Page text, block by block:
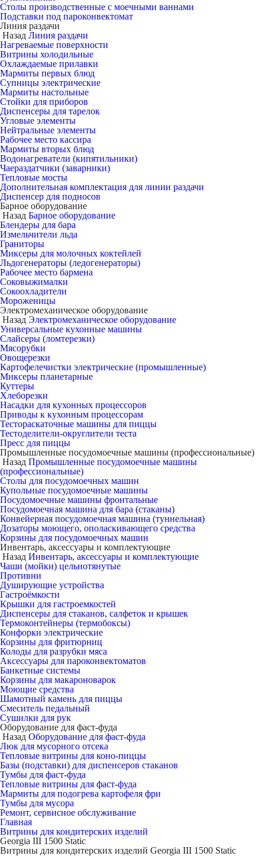
Столы производственные с моечными ваннами
Подставки под пароконвектомат
Линия раздачи
Назад Линия раздачи
Нагреваемые поверхности
Витрины холодильные
Охлаждаемые прилавки
Мармиты первых блюд
Супницы электрические
Мармиты настольные
Стойки для приборов
Диспенсеры для тарелок
Угловые элементы
Нейтральные элементы
Рабочее место кассира
Мармиты вторых блюд
Водонагреватели (кипятильники)
Чаераздатчики (заварники)
Тепловые мосты
Дополнительная комплектация для линии раздачи
Диспенсер для подносов
Барное оборудование
Назад Барное оборудование
Блендеры для бара
Измельчители льда
Граниторы
Миксеры для молочных коктейлей
Льдогенераторы (ледогенераторы)
Рабочее место бармена
Соковыжималки
Сокоохладители
Мороженицы
Электромеханическое оборудование
Назад Электромеханическое оборудование
Универсальные кухонные машины
Слайсеры (ломтерезки)
Мясорубки
Овощерезки
Картофелечистки электрические (промышленные)
Миксеры планетарные
Куттеры
Хлеборезки
Насадки для кухонных процессоров
Приводы к кухонным процессорам
Тестораскаточные машины для пиццы
Тестоделители-округлители теста
Пресс для пиццы
Промышленные посудомоечные машины (профессиональные)
Назад Промышленные посудомоечные машины
(профессиональные)
Столы для посудомоечных машин
Купольные посудомоечные машины
Посудомоечные машины фронтальные
Посудомоечная машина для бара (стаканы)
Конвейерная посудомоечная машина (туннельная)
Дозаторы моющего, ополаскивающего средства
Корзины для посудомоечных машин
Инвентарь, аксессуары и комплектующие
Назад Инвентарь, аксессуары и комплектующие
Чаши (мойки) цельнотянутые
Противни
Душирующие устройства
Гастроёмкости
Крышки для гастроемкостей
Диспенсеры для стаканов, салфеток и крышек
Термоконтейнеры (термобоксы)
Конфорки электрические
Корзины для фритюрниц
Колоды для разрубки мяса
Аксессуары для пароконвектоматов
Банкетные системы
Корзины для макароноварок
Моющие средства
Шамотный камень для пиццы
Смеситель педальный
Сушилки для рук
Оборудование для фаст-фуда
Назад Оборудование для фаст-фуда
Люк для мусорного отсека
Тепловые витрины для коно-пиццы
Базы (подставки) для диспенсеров стаканов
Тумбы для фаст-фуда
Тепловые витрины для фаст-фуда
Мармиты для подогрева картофеля фри
Тумбы для мусора
Ремонт, сервисное обслуживание
Главная
Витрины для кондитерских изделий
Georgia III 1500 Static
Витрины для кондитерских изделий Georgia III 1500 Static